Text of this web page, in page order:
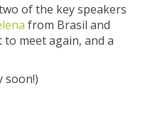
of the key speakers
from Brasil and
meet again, and a
soon!)